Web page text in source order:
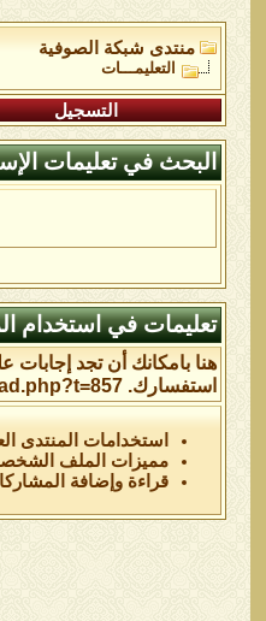
منتدى شبكة الصوفية
التعليمـــات
التسجيل
البحث في تعليمات
تعليمات في استخدام
هنا بامكانك أن تجد
استفسارك. http://soufies.net/showthread.php?t=851 http://soufies.net/showthread.php?t=857
استخدامات المنتدى
مميزات الملف
قراءة وإضافة